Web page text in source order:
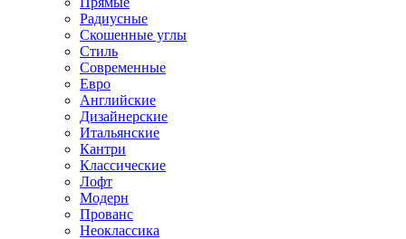
Радиусные
Скошенные углы
Стиль
Современные
Евро
Английские
Дизайнерские
Итальянские
Кантри
Классические
Лофт
Модерн
Прованс
Неоклассика